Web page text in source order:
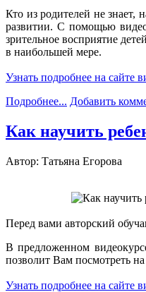
Кто из родителей не знает,
развитии. С помощью
зрительное восприятие
в наибольшей мере.
Узнать подробнее на сайте
Подробнее... Добавить
Как научить
Автор: Татьяна Егорова
Перед вами авторский
В предложенном
позволит Вам посмотреть
Узнать подробнее на сайте